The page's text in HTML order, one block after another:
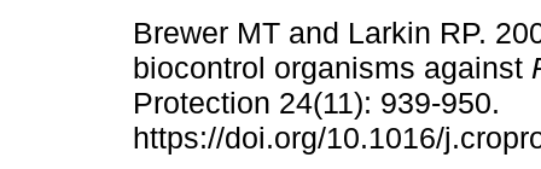
Brewer MT and Larkin RP.
biocontrol organisms against
Protection 24(11): 939-950.
https://doi.org/10.1016/